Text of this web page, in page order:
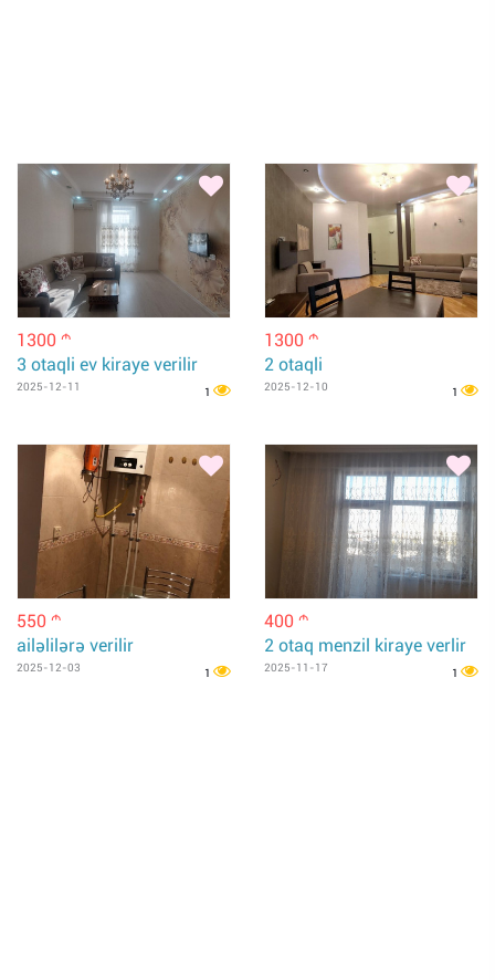
1300 m
3 otaqli ev kiraye verilir
2025-12-11 1
1300 m
2 otaqli
2025-12-10 1
550 m
ailəlilərə verilir
2025-12-03 1
400 m
2 otaq menzil kiraye verlir
2025-11-17 1